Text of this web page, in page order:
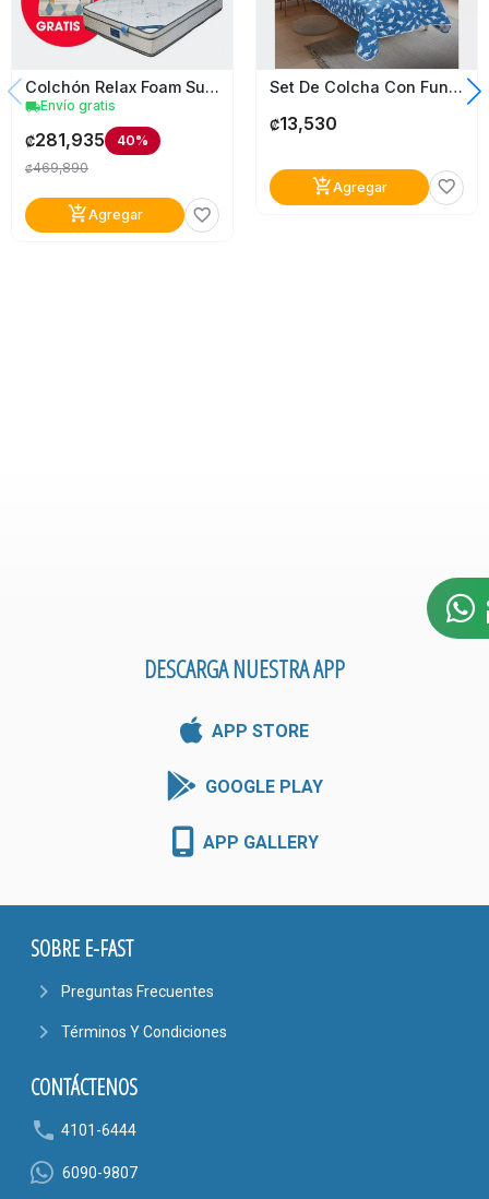
Colchón Relax Foam Supreme Queen
local_shippingEnvío gratis
₡281,935 40%
₡469,890
add_shopping_cartAgregar favorite_border
Set De Colcha Con Funda Dino Individual
₡13,530
add_shopping_cartAgregar favorite_border
DESCARGA NUESTRA APP
APP STORE
GOOGLE PLAY
APP GALLERY
SOBRE E-FAST
navigate_next Preguntas Frecuentes
navigate_next Términos Y Condiciones
CONTÁCTENOS
phone 4101-6444
6090-9807